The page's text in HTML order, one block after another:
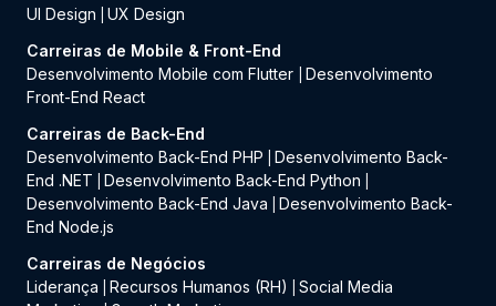
UI Design
UX Design
Carreiras de Mobile & Front-End
Desenvolvimento Mobile com Flutter
Desenvolvimento
Front-End React
Carreiras de Back-End
Desenvolvimento Back-End PHP
Desenvolvimento Back-
End .NET
Desenvolvimento Back-End Python
Desenvolvimento Back-End Java
Desenvolvimento Back-
End Node.js
Carreiras de Negócios
Liderança
Recursos Humanos (RH)
Social Media